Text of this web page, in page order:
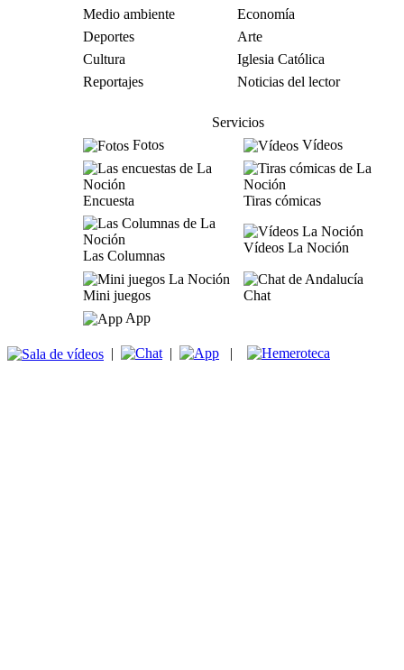
Medio ambiente
Economía
Deportes
Arte
Cultura
Iglesia Católica
Reportajes
Noticias del lector
Servicios
Fotos
Vídeos
Encuesta Tiras cómicas
Las Columnas
Vídeos La Noción
Mini juegos
Chat
App
| | |